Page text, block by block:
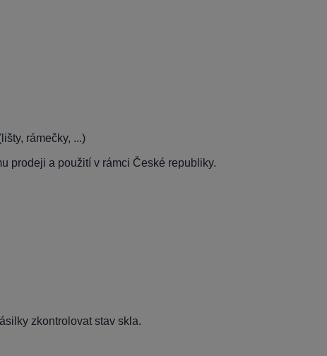
rámečky, ...)
prodeji a použití v rámci České republiky.
zkontrolovat stav skla.